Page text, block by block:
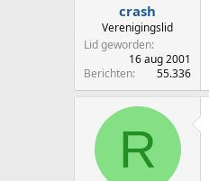
crash
Verenigingslid
Lid geworden
16 aug 2001
Berichten
55.336
R